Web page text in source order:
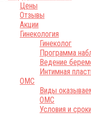
Цены
Отзывы
Акции
Гинекология
Гинеколог
Программа
Ведение
Интимная
ОМС
Виды
ОМС
Условия и